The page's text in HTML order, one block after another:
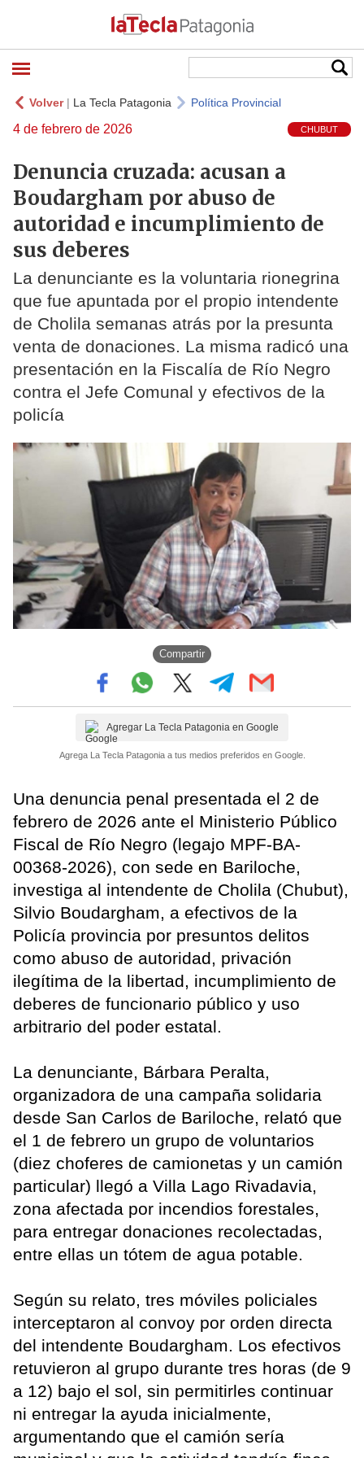
Volver| La Tecla Patagonia Política Provincial
4 de febrero de 2026 CHUBUT
Denuncia cruzada: acusan a
Boudargham por abuso de
autoridad e incumplimiento de
sus deberes
La denunciante es la voluntaria rionegrina
que fue apuntada por el propio intendente
de Cholila semanas atrás por la presunta
venta de donaciones. La misma radicó una
presentación en la Fiscalía de Río Negro
contra el Jefe Comunal y efectivos de la
policía
Compartir
Agregar La Tecla Patagonia en Google
Agrega La Tecla Patagonia a tus medios preferidos en Google.
Una denuncia penal presentada el 2 de
febrero de 2026 ante el Ministerio Público
Fiscal de Río Negro (legajo MPF-BA-
00368-2026), con sede en Bariloche,
investiga al intendente de Cholila (Chubut),
Silvio Boudargham, a efectivos de la
Policía provincia por presuntos delitos
como abuso de autoridad, privación
ilegítima de la libertad, incumplimiento de
deberes de funcionario público y uso
arbitrario del poder estatal.
La denunciante, Bárbara Peralta,
organizadora de una campaña solidaria
desde San Carlos de Bariloche, relató que
el 1 de febrero un grupo de voluntarios
(diez choferes de camionetas y un camión
particular) llegó a Villa Lago Rivadavia,
zona afectada por incendios forestales,
para entregar donaciones recolectadas,
entre ellas un tótem de agua potable.
Según su relato, tres móviles policiales
interceptaron al convoy por orden directa
del intendente Boudargham. Los efectivos
retuvieron al grupo durante tres horas (de 9
a 12) bajo el sol, sin permitirles continuar
ni entregar la ayuda inicialmente,
argumentando que el camión sería